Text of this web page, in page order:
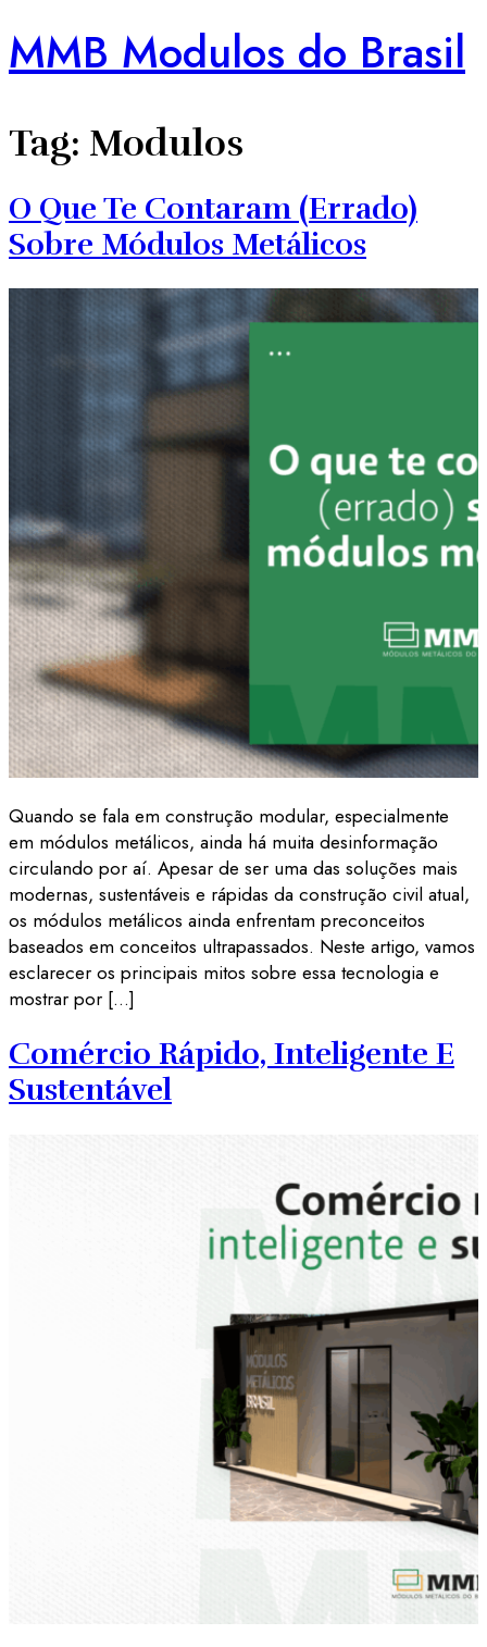
MMB Modulos do Brasil
Tag: Modulos
O Que Te Contaram (errado)
Sobre Módulos Metálicos
Quando se fala em construção modular, especialmente
em módulos metálicos, ainda há muita desinformação
circulando por aí. Apesar de ser uma das soluções mais
modernas, sustentáveis e rápidas da construção civil atual,
os módulos metálicos ainda enfrentam preconceitos
baseados em conceitos ultrapassados. Neste artigo, vamos
esclarecer os principais mitos sobre essa tecnologia e
mostrar por […]
Comércio Rápido, Inteligente E
Sustentável